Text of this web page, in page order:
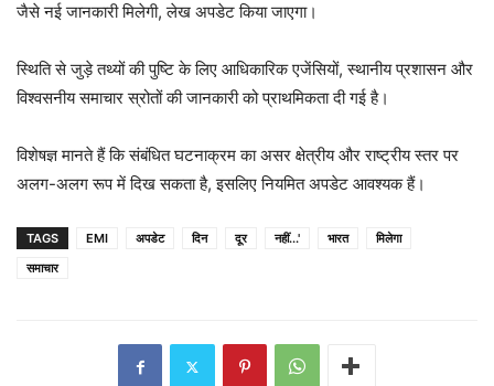
जैसे नई जानकारी मिलेगी, लेख अपडेट किया जाएगा।
स्थिति से जुड़े तथ्यों की पुष्टि के लिए आधिकारिक एजेंसियों, स्थानीय प्रशासन और
विश्वसनीय समाचार स्रोतों की जानकारी को प्राथमिकता दी गई है।
विशेषज्ञ मानते हैं कि संबंधित घटनाक्रम का असर क्षेत्रीय और राष्ट्रीय स्तर पर
अलग-अलग रूप में दिख सकता है, इसलिए नियमित अपडेट आवश्यक हैं।
TAGS EMI अपडेट दिन दूर नहीं...' भारत
मिलेगा
समाचार